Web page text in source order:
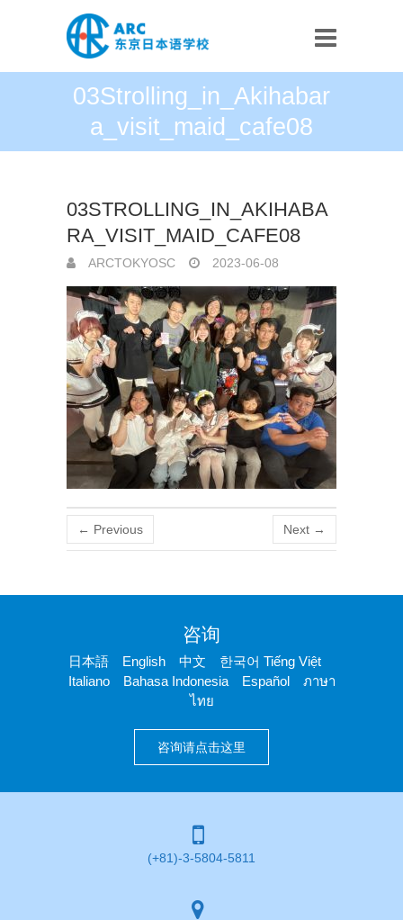
03Strolling_in_Akihabar
a_visit_maid_cafe08
03STROLLING_IN_AKIHABA
RA_VISIT_MAID_CAFE08
ARCTOKYOSC 2023-06-08
← Previous Next →
咨询
日本語 English 中文 한국어 Tiếng Việt
Italiano Bahasa Indonesia Español ภาษา
ไทย
咨询请点击这里
(+81)-3-5804-5811